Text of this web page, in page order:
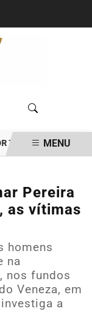
DE
MENU
Pereira
as vítimas
homens
na
nos fundos
Veneza, em
a